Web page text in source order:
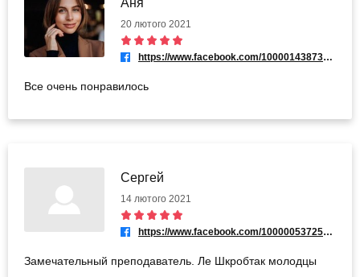
Аня
20 лютого 2021
https://www.facebook.com/100001438736212
Все очень понравилось
Сергей
14 лютого 2021
https://www.facebook.com/100000537258977
Замечательный преподаватель. Ле Шкробтак молодцы